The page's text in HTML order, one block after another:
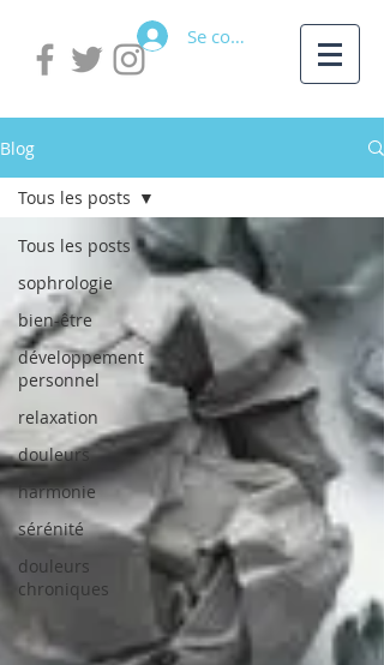
Se connecter
Blog
Tous les posts
sophrologie
bien-être
développement
personnel
relaxation
douleurs
harmonie
sérénité
douleurs
chroniques
Tous les posts